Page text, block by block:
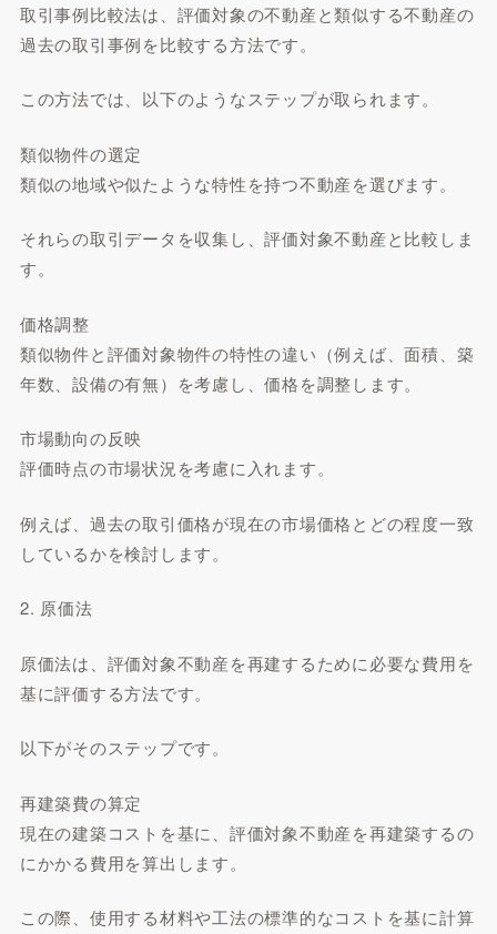
取引事例比較法は、評価対象の不動産と類似する不動産の
過去の取引事例を比較する方法です。
この方法では、以下のようなステップが取られます。
類似物件の選定
類似の地域や似たような特性を持つ不動産を選びます。
それらの取引データを収集し、評価対象不動産と比較しま
す。
価格調整
類似物件と評価対象物件の特性の違い（例えば、面積、築
年数、設備の有無）を考慮し、価格を調整します。
市場動向の反映
評価時点の市場状況を考慮に入れます。
例えば、過去の取引価格が現在の市場価格とどの程度一致
しているかを検討します。
2. 原価法
原価法は、評価対象不動産を再建するために必要な費用を
基に評価する方法です。
以下がそのステップです。
再建築費の算定
現在の建築コストを基に、評価対象不動産を再建築するの
にかかる費用を算出します。
この際、使用する材料や工法の標準的なコストを基に計算